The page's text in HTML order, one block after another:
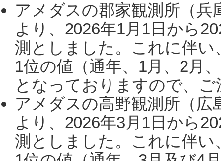
アメダスの郡家観測所（
より、2026年1月1日から
測としました。これに伴い
1位の値（通年、1月、2月
となっておりますので、
アメダスの高野観測所（
より、2026年3月1日から
測としました。これに伴い